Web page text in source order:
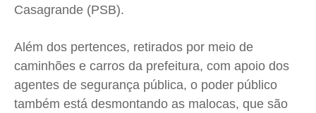
Jr Mignone (in memorian)
Anuncie
Jr Mignone (in memorian)
Anuncie
Jr Mignone (in memorian)
Anuncie
Jr Mignone (in memorian)
Anuncie
Casagrande (PSB).
Além dos pertences, retirados por meio de
caminhões e carros da prefeitura, com apoio dos
agentes de segurança pública, o poder público
também está desmontando as malocas, que são